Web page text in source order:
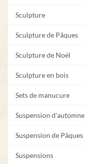
Sculpture
Sculpture de Pâques
Sculpture de Noël
Sculpture en bois
Sets de manucure
Suspension d'automne
Suspension de Pâques
Suspensions